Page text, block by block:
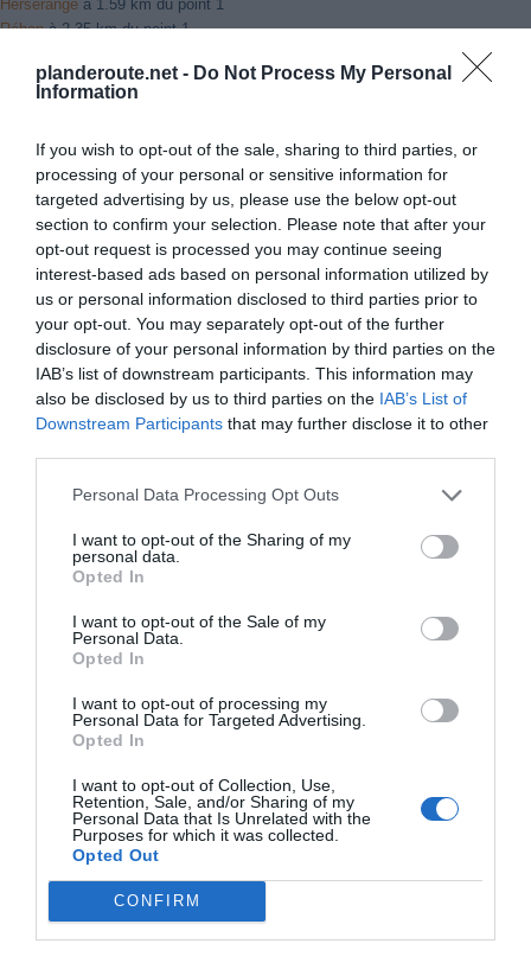
planderoute.net - Do Not Process My Personal
Information
If you wish to opt-out of the sale, sharing to third parties, or
processing of your personal or sensitive information for
targeted advertising by us, please use the below opt-out
section to confirm your selection. Please note that after your
opt-out request is processed you may continue seeing
interest-based ads based on personal information utilized by
us or personal information disclosed to third parties prior to
your opt-out. You may separately opt-out of the further
disclosure of your personal information by third parties on the
IAB’s list of downstream participants. This information may
also be disclosed by us to third parties on the IAB’s List of
Downstream Participants that may further disclose it to other
Personal Data Processing Opt Outs
I want to opt-out of the Sharing of my
personal data.
Opted In
I want to opt-out of the Sale of my
Personal Data.
Opted In
I want to opt-out of processing my
Personal Data for Targeted Advertising.
Opted In
I want to opt-out of Collection, Use,
Retention, Sale, and/or Sharing of my
Personal Data that Is Unrelated with the
Purposes for which it was collected.
Opted Out
CONFIRM
Herserange à 1.59 km du point 1
Réhonà 2.35 km du point 1
à 2.44 km du point 2
Cosnes à 2.57 km du point 3
Godbrange à 6.51 km du point 9
Rédangeà 5.37 km du point 11
Russangeà 3.73 km du point 11
Audun-le-Tiche à 5.40 km du point 11
Évrangeà 12.22 km du point 12
Hagenà 10.77 km du point 12
Haute-Rentgenà 12.99 km du point 12
Facebook Partager cette voie
48,5 km (tiempo estimado
l'Aviation/D520versAv. André
Malraux
Au rond-point, prendre la 2esortie
N52/E44 ) vers Luxembourg/Arlon/
Mont-Saint-Martin
210 m
RejoindreE44/ N52 5,8 km
Prendre la sortie en direction de
Longlaville/ N18
500 m
RejoindreD618 32 m
Au rond-point, prendre la3esortie sur
Av. de l'Europe/D46B